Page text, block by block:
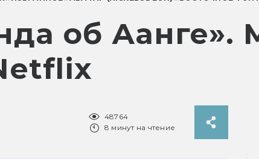
об Аанге».
48764
8 минут на чтение